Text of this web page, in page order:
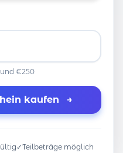
€250
kaufen →
✓Teilbeträge möglich